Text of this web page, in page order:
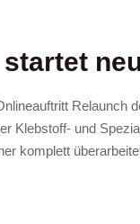
Relaunch
Klebstoff- und
komplett